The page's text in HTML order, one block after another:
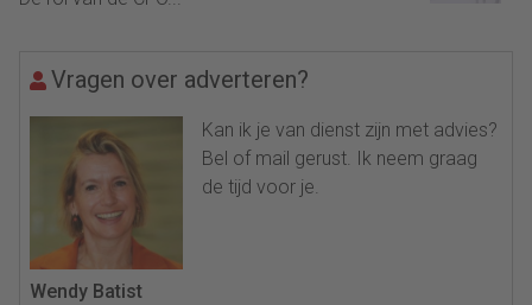
Vragen over adverteren?
Kan ik je van dienst zijn met advies?
Bel of mail gerust. Ik neem graag
de tijd voor je.
Wendy Batist